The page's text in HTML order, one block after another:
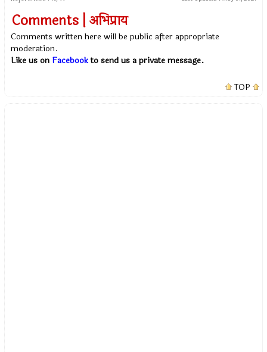
Comments | अभिप्राय
Comments written here will be public after appropriate
moderation.
Like us on Facebookto send us a private message.
TOP